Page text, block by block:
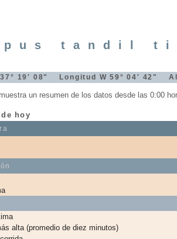
tandil
37° 19' 08" Longitud W 59° 04' 42"
un resumen de los datos desde las 0:00
hoy
alta (promedio de diez minutos)